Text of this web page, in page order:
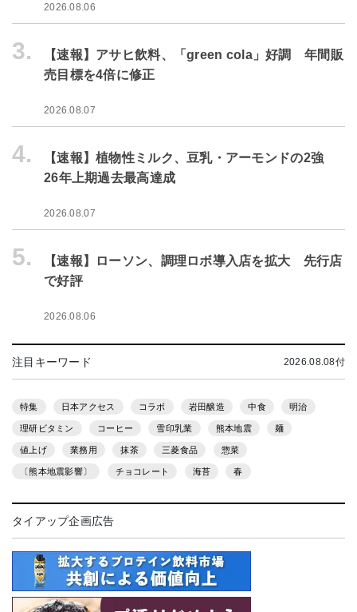
2026.08.06
3.
【速報】アサヒ飲料、「green cola」好調 年間販
売目標を4倍に修正
2026.08.07
4.
【速報】植物性ミルク、豆乳・アーモンドの2強
26年上期過去最高達成
2026.08.07
5.
【速報】ローソン、調理ロボ導入店を拡大 先行店
で好評
2026.08.06
注目キーワード 2026.08.08付
特集 日本アクセス コラボ 岩田醸造 中食 明治
理研ビタミン コーヒー 雪印乳業 熊本地震 麺
値上げ 業務用 抹茶 三菱食品 惣菜
〔熊本地震影響〕 チョコレート 海苔 春
タイアップ企画広告